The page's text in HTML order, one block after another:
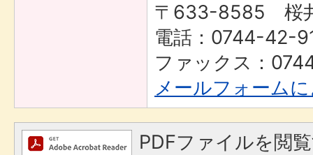
〒633-8585 桜
電話：0744-42-
ファックス：
メールフォーム
PDFファイルを閲